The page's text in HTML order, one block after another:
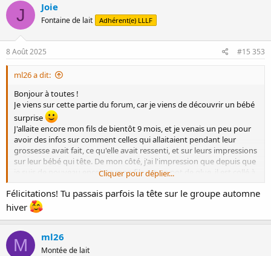
J Joie
Fontaine de lait Adhérent(e) LLLF
8 Août 2025 #15 353
ml26 a dit:
Bonjour à toutes !
Je viens sur cette partie du forum, car je viens de découvrir un bébé
surprise
J'allaite encore mon fils de bientôt 9 mois, et je venais un peu pour
avoir des infos sur comment celles qui allaitaient pendant leur
grossesse avait fait, ce qu'elle avait ressenti, et sur leurs impressions
sur leur bébé qui tête. De mon côté, j'ai l'impression que depuis que
je suis de nouveau enceinte mon fils est un pot de glue, il est collé à
retours
?
Cliquer pour déplier...
Félicitations! Tu passais parfois la tête sur le groupe automne
hiver
M ml26
Montée de lait